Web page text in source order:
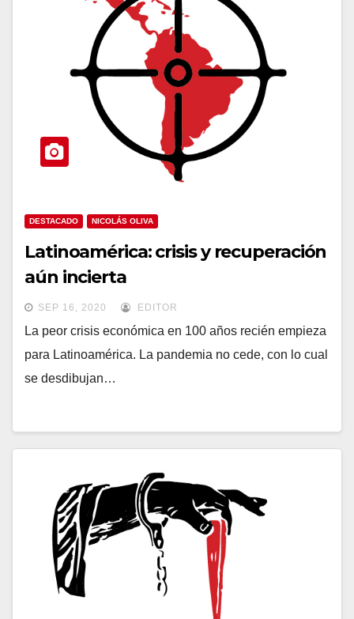
DESTACADO NICOLÁS OLIVA
Latinoamérica: crisis y recuperación
aún incierta
SEP 16, 2020 EDITOR
La peor crisis económica en 100 años recién empieza
para Latinoamérica. La pandemia no cede, con lo cual
se desdibujan…